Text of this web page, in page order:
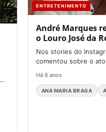
ENTRETENIMENTO
André Marques
o Louro José da
Nos stories do
comentou sobre o
Há 6 anos
ANA MARIA BRAGA